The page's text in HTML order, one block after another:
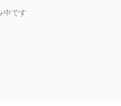
中です